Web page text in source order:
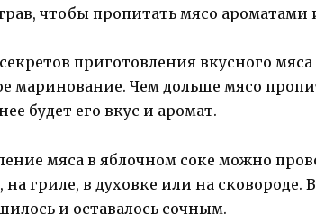
чтобы пропитать мясо ароматами
приготовления вкусного мяса
маринование. Чем дольше мясо
будет его вкус и аромат.
мяса в яблочном соке можно
гриле, в духовке или на сковороде.
и оставалось сочным.